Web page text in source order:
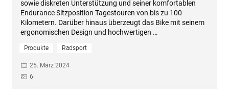
sowie diskreten Unterstützung und seiner komfortablen
Endurance Sitzposition Tagestouren von bis zu 100
Kilometern. Darüber hinaus überzeugt das Bike mit seinem
ergonomischen Design und hochwertigen …
Produkte Radsport
25. März 2024
6